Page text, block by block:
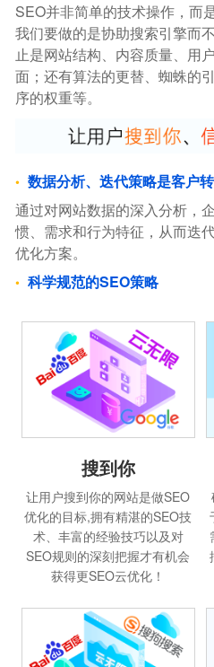
SEO并非简单的技术操作，而
我们要做的是协助搜索引擎而
止是网站结构、内容质量、用
面；还有算法的更替、蜘蛛的
序的权重等。
数据分析、迭代策略是客户
通过对网站数据的深入分析，
惯、需求和行为特征，从而迭
优化方案。
科学规范的SEO策略
搜到你
让用户搜到你的网站是做SEO
优化的目标,拥有精湛的SEO技
术、丰富的经验技巧以及对
SEO规则的深刻把握才有机会
获得更SEO云优化！